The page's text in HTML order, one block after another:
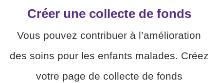
Créer une collecte de fonds
Vous pouvez contribuer à l’amélioration
des soins pour les enfants malades. Créez
votre page de collecte de fonds